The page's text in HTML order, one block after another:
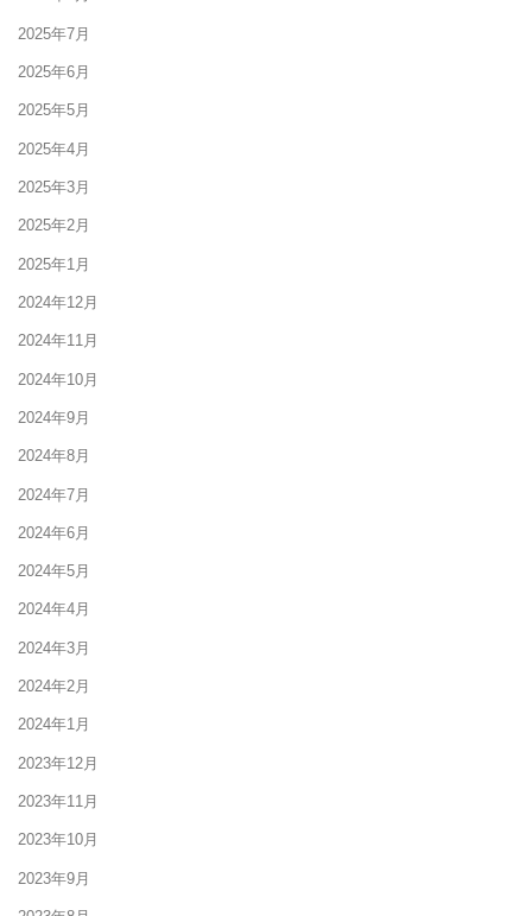
2025年7月
2025年6月
2025年5月
2025年4月
2025年3月
2025年2月
2025年1月
2024年12月
2024年11月
2024年10月
2024年9月
2024年8月
2024年7月
2024年6月
2024年5月
2024年4月
2024年3月
2024年2月
2024年1月
2023年12月
2023年11月
2023年10月
2023年9月